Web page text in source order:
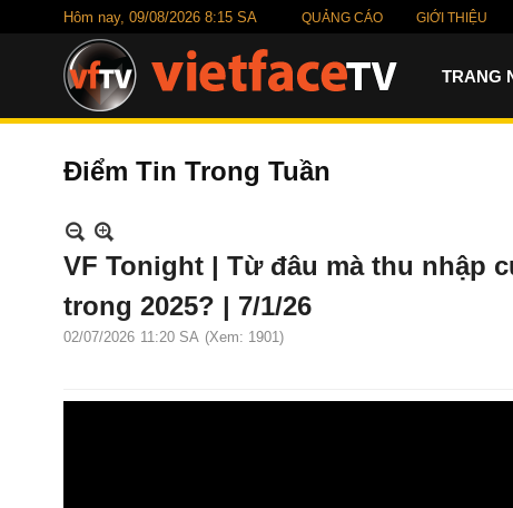
Hôm nay, 09/08/2026 8:15 SA QUẢNG CÁO GIỚI THIỆU
TRANG
Điểm Tin Trong Tuần
VF Tonight | Từ đâu mà thu nhập
trong 2025? | 7/1/26
02/07/2026 11:20 SA (Xem: 1901)